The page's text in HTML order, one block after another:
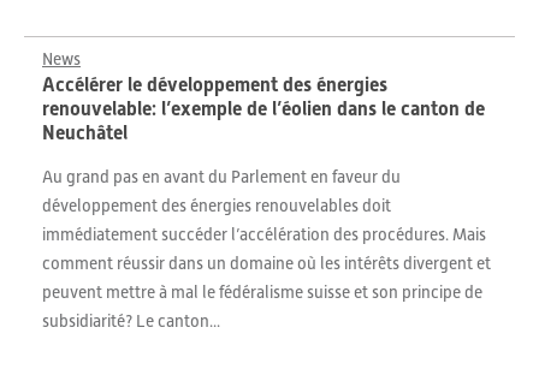
News
Accélérer le développement des énergies
renouvelable: l’exemple de l’éolien dans le canton de
Neuchâtel
Au grand pas en avant du Parlement en faveur du
développement des énergies renouvelables doit
immédiatement succéder l’accélération des procédures. Mais
comment réussir dans un domaine où les intérêts divergent et
peuvent mettre à mal le fédéralisme suisse et son principe de
subsidiarité? Le canton...